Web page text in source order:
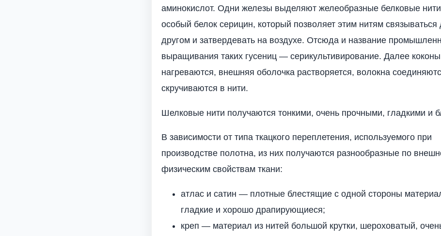
аминокислот. Одни железы выделяют желеобразные белковые
особый белок серицин, который позволяет этим нитям связываться
другом и затвердевать на воздухе. Отсюда и название
выращивания таких гусениц — серикультивирование. Далее коконы
нагреваются, внешняя оболочка растворяется, волокна
скручиваются в нити.
Шелковые нити получаются тонкими, очень прочными, гладкими и
В зависимости от типа ткацкого переплетения, используемого при
производстве полотна, из них получаются разнообразные по
физическим свойствам ткани:
атлас и сатин — плотные блестящие с одной стороны
гладкие и хорошо драпирующиеся;
креп — материал из нитей большой крутки, шероховатый,